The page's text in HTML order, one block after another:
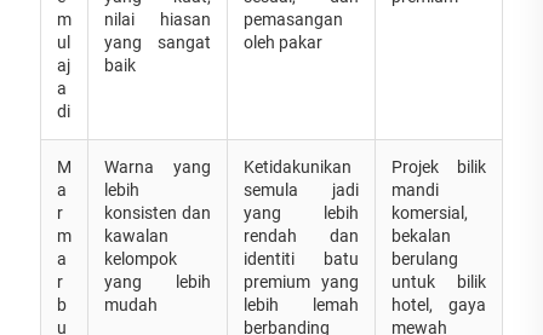
m
ul
aj
a
di
nilai hiasan
yang sangat
baik
pemasangan
oleh pakar
M
a
r
m
a
r
b
u
Warna yang
lebih
konsisten dan
kawalan
kelompok
yang lebih
mudah
Ketidakunikan
semula jadi
yang lebih
rendah dan
identiti batu
premium yang
lebih lemah
berbanding
Projek bilik
mandi
komersial,
bekalan
berulang
untuk bilik
hotel, gaya
mewah